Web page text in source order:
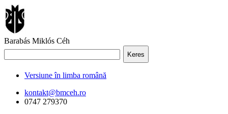
Barabás Miklós Céh
Keres
Versiune în limba română
kontakt@bmceh.ro
0747 279370